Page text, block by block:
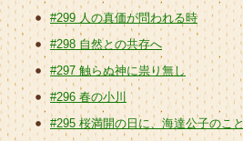
#299 人の真価が問われる時
#298 自然との共存へ
#297 触らぬ神に祟り無し
#296 春の小川
#295 桜満開の日に、海達公子のこと